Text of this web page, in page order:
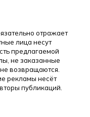
отражает
лица несут
предлагаемой
не заказанные
возвращаются.
рекламы несёт
публикаций.